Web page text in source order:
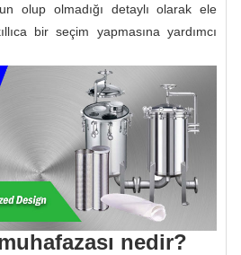
olup olmadığı detaylı olarak ele
bir seçim yapmasına yardımcı
nedir?